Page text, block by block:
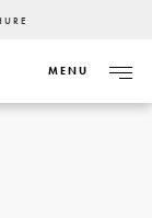
MENU